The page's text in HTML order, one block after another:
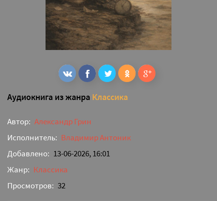
Аудиокнига из жанра Классика
Автор: Александр Грин
Исполнитель: Владимир Антоник
Добавлено: 13-06-2026, 16:01
Жанр: Классика
Просмотров: 32